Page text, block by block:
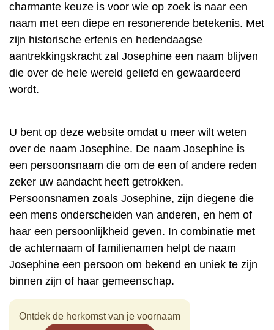
charmante keuze is voor wie op zoek is naar een
naam met een diepe en resonerende betekenis. Met
zijn historische erfenis en hedendaagse
aantrekkingskracht zal Josephine een naam blijven
die over de hele wereld geliefd en gewaardeerd
wordt.
U bent op deze website omdat u meer wilt weten
over de naam Josephine. De naam Josephine is
een persoonsnaam die om de een of andere reden
zeker uw aandacht heeft getrokken.
Persoonsnamen zoals Josephine, zijn diegene die
een mens onderscheiden van anderen, en hem of
haar een persoonlijkheid geven. In combinatie met
de achternaam of familienamen helpt de naam
Josephine een persoon om bekend en uniek te zijn
binnen zijn of haar gemeenschap.
Ontdek de herkomst van je voornaam